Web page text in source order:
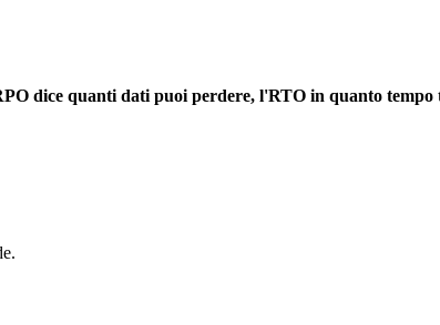
dice quanti dati puoi perdere, l'RTO in quanto